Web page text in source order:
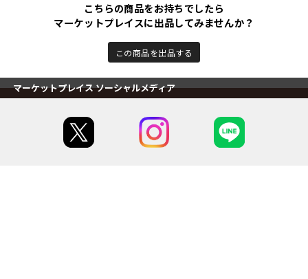
こちらの商品をお持ちでしたら
マーケットプレイスに出品してみませんか？
この商品を出品する
マーケットプレイス ソーシャルメディア